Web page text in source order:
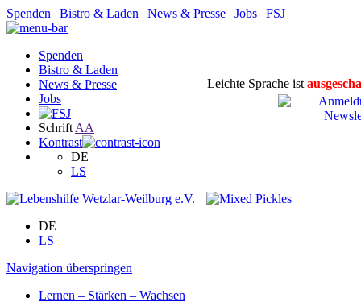
Spenden Bistro & Laden News & Presse Jobs FSJ
Spenden
Bistro & Laden
News & Presse
Jobs
Schrift AA
Kontrast
DE
LS
Leichte Sprache ist
DE
LS
Navigation überspringen
Lernen – Stärken – Wachsen